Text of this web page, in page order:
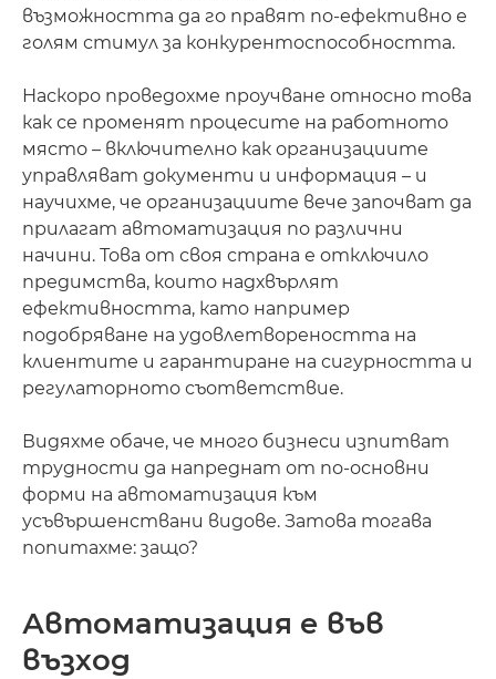
възможността да го правят по-ефективно е
голям стимул за конкурентоспособността.
Наскоро проведохме проучване относно това
как се променят процесите на работното
място – включително как организациите
управляват документи и информация – и
научихме, че организациите вече започват да
прилагат автоматизация по различни
начини. Това от своя страна е отключило
предимства, които надхвърлят
ефективността, като например
подобряване на удовлетвореността на
клиентите и гарантиране на сигурността и
регулаторното съответствие.
Видяхме обаче, че много бизнеси изпитват
трудности да напреднат от по-основни
форми на автоматизация към
усъвършенствани видове. Затова тогава
попитахме: защо?
Автоматизация е във
възход